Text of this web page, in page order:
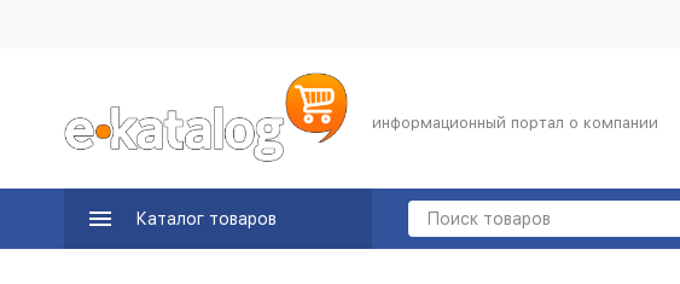
информационный портал о компании
Каталог товаров